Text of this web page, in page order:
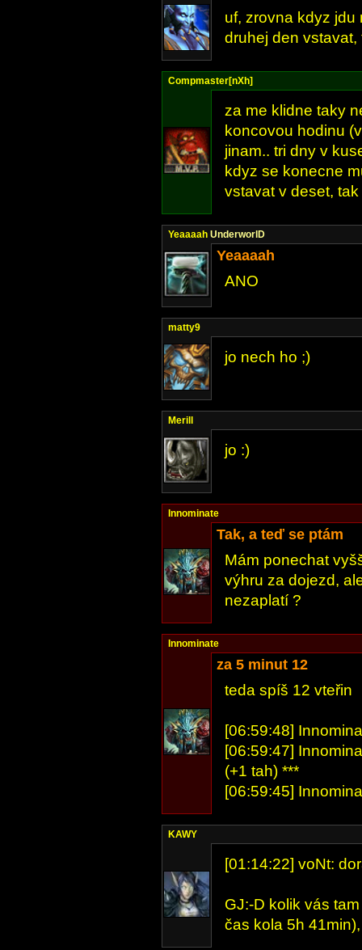
uf, zrovna kdyz
druhej den
Compmaster[nXh]
za me klidne taky
koncovou hodinu
jinam.. tri dny v
kdyz se konecne
vstavat v deset,
Yeaaaah UnderworlD
Yeaaaah
ANO
matty9
jo nech ho ;)
Merill
jo :)
Innominate
Tak, a teď se ptám
Mám ponechat
výhru za dojezd,
nezaplatí ?
Innominate
za 5 minut 12
teda spíš 12 vteřin
[06:59:48]
[06:59:47]
(+1 tah) ***
[06:59:45]
KAWY
[01:14:22] voNt:
GJ:-D kolik vás
čas kola 5h